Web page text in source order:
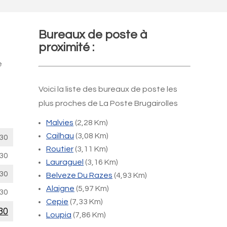
Bureaux de poste à
proximité :
Voici la liste des bureaux de poste les
plus proches de La Poste Brugairolles
Malvies (2,28 Km)
Cailhau (3,08 Km)
Routier(3,11 Km)
Lauraguel (3,16 Km)
Belveze Du Razes (4,93 Km)
Alaigne (5,97 Km)
Cepie (7,33 Km)
Loupia (7,86 Km)